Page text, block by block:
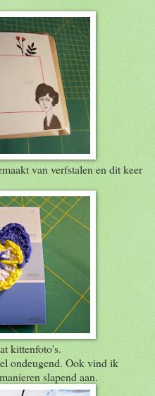
van verfstalen en dit keer
kittenfoto's.
ondeugend. Ook vind ik
slapend aan.